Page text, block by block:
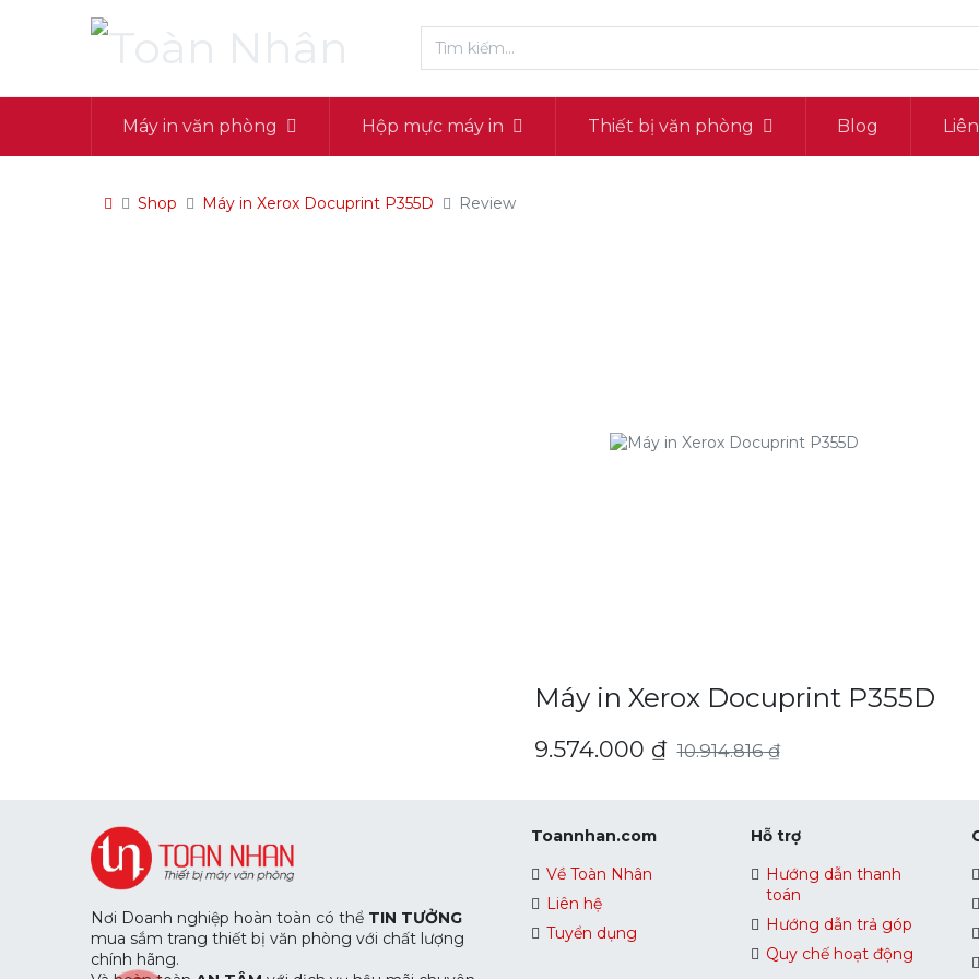
Máy in văn phòng Hộp mực máy in Thiết bị văn phòng Blog
Shop Máy in Xerox Docuprint P355D Review
Máy in Xerox Docuprint P355D
9.574.000 ₫ 10.914.816₫
Nơi Doanh nghiệp hoàn toàn có thể TIN TƯỞNG
mua sắm trang thiết bị văn phòng với chất lượng
chính hãng.
Toannhan.com
Về Toàn Nhân
Liên hệ
Tuyển dụng
Hỗ trợ
Hướng dẫn thanh
toán
Hướng dẫn trả góp
Quy chế hoạt động